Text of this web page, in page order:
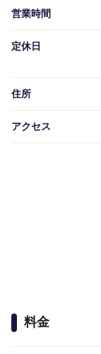
営業時間
定休日
住所
アクセス
料金